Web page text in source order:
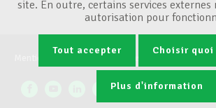
Conditions générales
site. En outre, certains services externes
autorisation pour
Tout accepter Choisir
Plus d'information